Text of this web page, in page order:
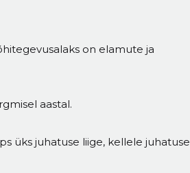
on elamute ja
aastal.
üks juhatuse liige, kellele juhatuse